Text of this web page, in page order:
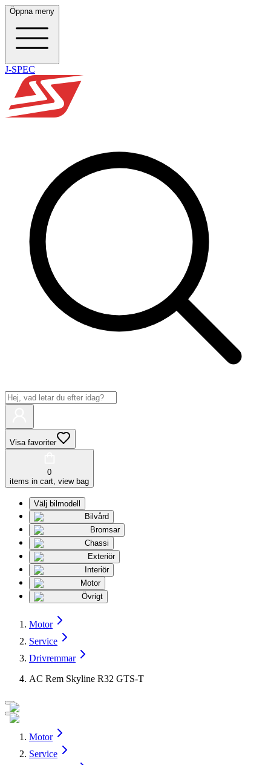
Öppna meny
J-SPEC
Visa favoriter
0
items in cart, view bag
Välj bilmodell
Bilvård
Bromsar
Chassi
Exteriör
Interiör
Motor
Övrigt
Motor
Service
Drivremmar
AC Rem Skyline R32 GTS-T
Motor
Service